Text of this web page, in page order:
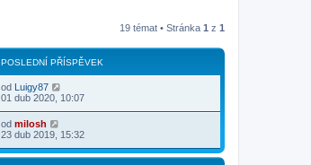
19 témat • Stránka 1 z 1
POSLEDNÍ PŘÍSPĚVEK
od Luigy87
01 dub 2020, 10:07
od milosh
23 dub 2019, 15:32